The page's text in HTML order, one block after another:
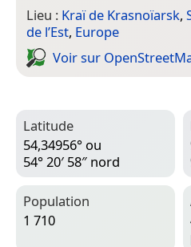
Lieu : Kraï de Krasnoïarsk,
de l’Est, Europe
Voir sur
Latitude
54,34956° ou
54° 20′ 58″ nord
Population
1 710